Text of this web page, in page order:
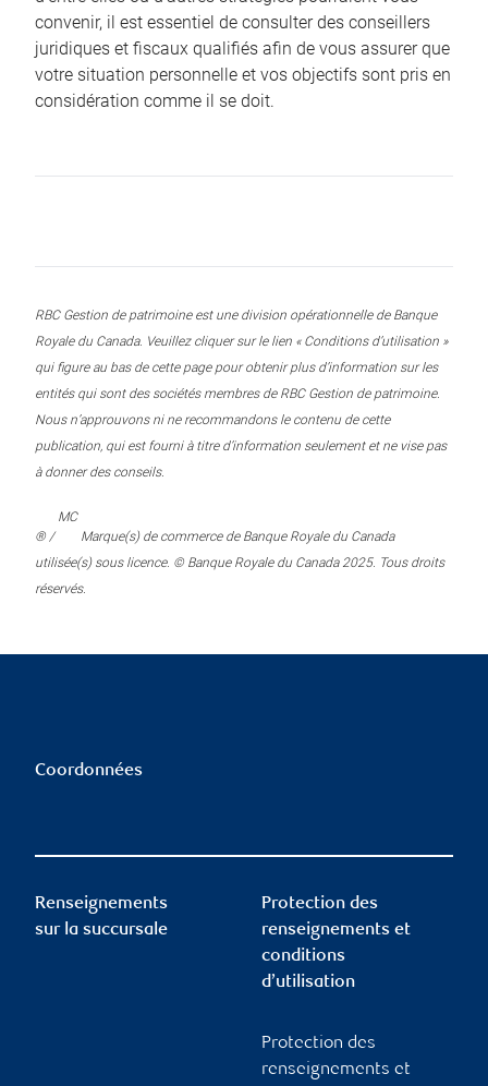
convenir, il est essentiel de consulter des conseillers
juridiques et fiscaux qualifiés afin de vous assurer que
votre situation personnelle et vos objectifs sont pris en
considération comme il se doit.
RBC Gestion de patrimoine est une division opérationnelle de Banque
Royale du Canada. Veuillez cliquer sur le lien « Conditions d’utilisation »
qui figure au bas de cette page pour obtenir plus d’information sur les
entités qui sont des sociétés membres de RBC Gestion de patrimoine.
Nous n’approuvons ni ne recommandons le contenu de cette
publication, qui est fourni à titre d’information seulement et ne vise pas
à donner des conseils.
® /
MC
Marque(s) de commerce de Banque Royale du Canada
utilisée(s) sous licence. © Banque Royale du Canada 2025. Tous droits
réservés.
Coordonnées
Renseignements
sur la succursale
Protection des
renseignements et
conditions
d’utilisation
Protection des
renseignements et